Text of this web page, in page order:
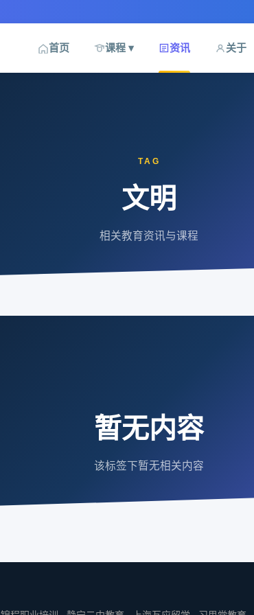
首页 课程 ▾ 资讯 关于
TAG
文明
相关教育资讯与课程
暂无内容
该标签下暂无相关内容